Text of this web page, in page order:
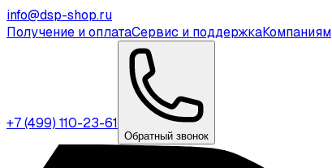
info@dsp-shop.ru
Получение и оплатаСервис и поддержкаКомпаниям
+7 (499) 110-23-61
Обратный звонок